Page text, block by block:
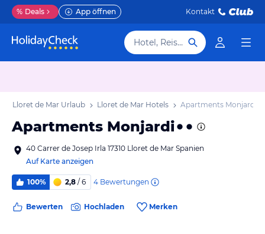
% Deals App öffnen Kontakt
Hotel, Reiseziel
Lloret de Mar Urlaub Lloret de Mar Hotels Apartments Monjardi
Apartments Monjardi
40 Carrer de Josep Irla 17310 Lloret de Mar Spanien
Auf Karte anzeigen
100% 2,8 / 6 4 Bewertungen
Bewerten Hochladen Merken